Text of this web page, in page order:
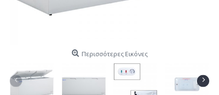
Περισσότερες Εικόνες